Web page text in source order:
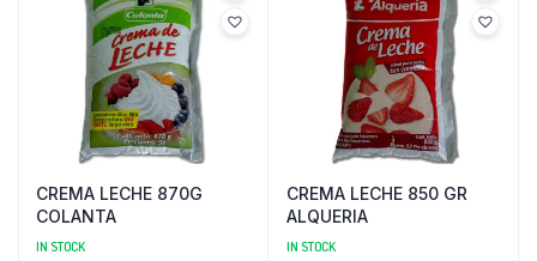
CREMA LECHE 870G
COLANTA
IN STOCK
CREMA LECHE 850 GR
ALQUERIA
IN STOCK